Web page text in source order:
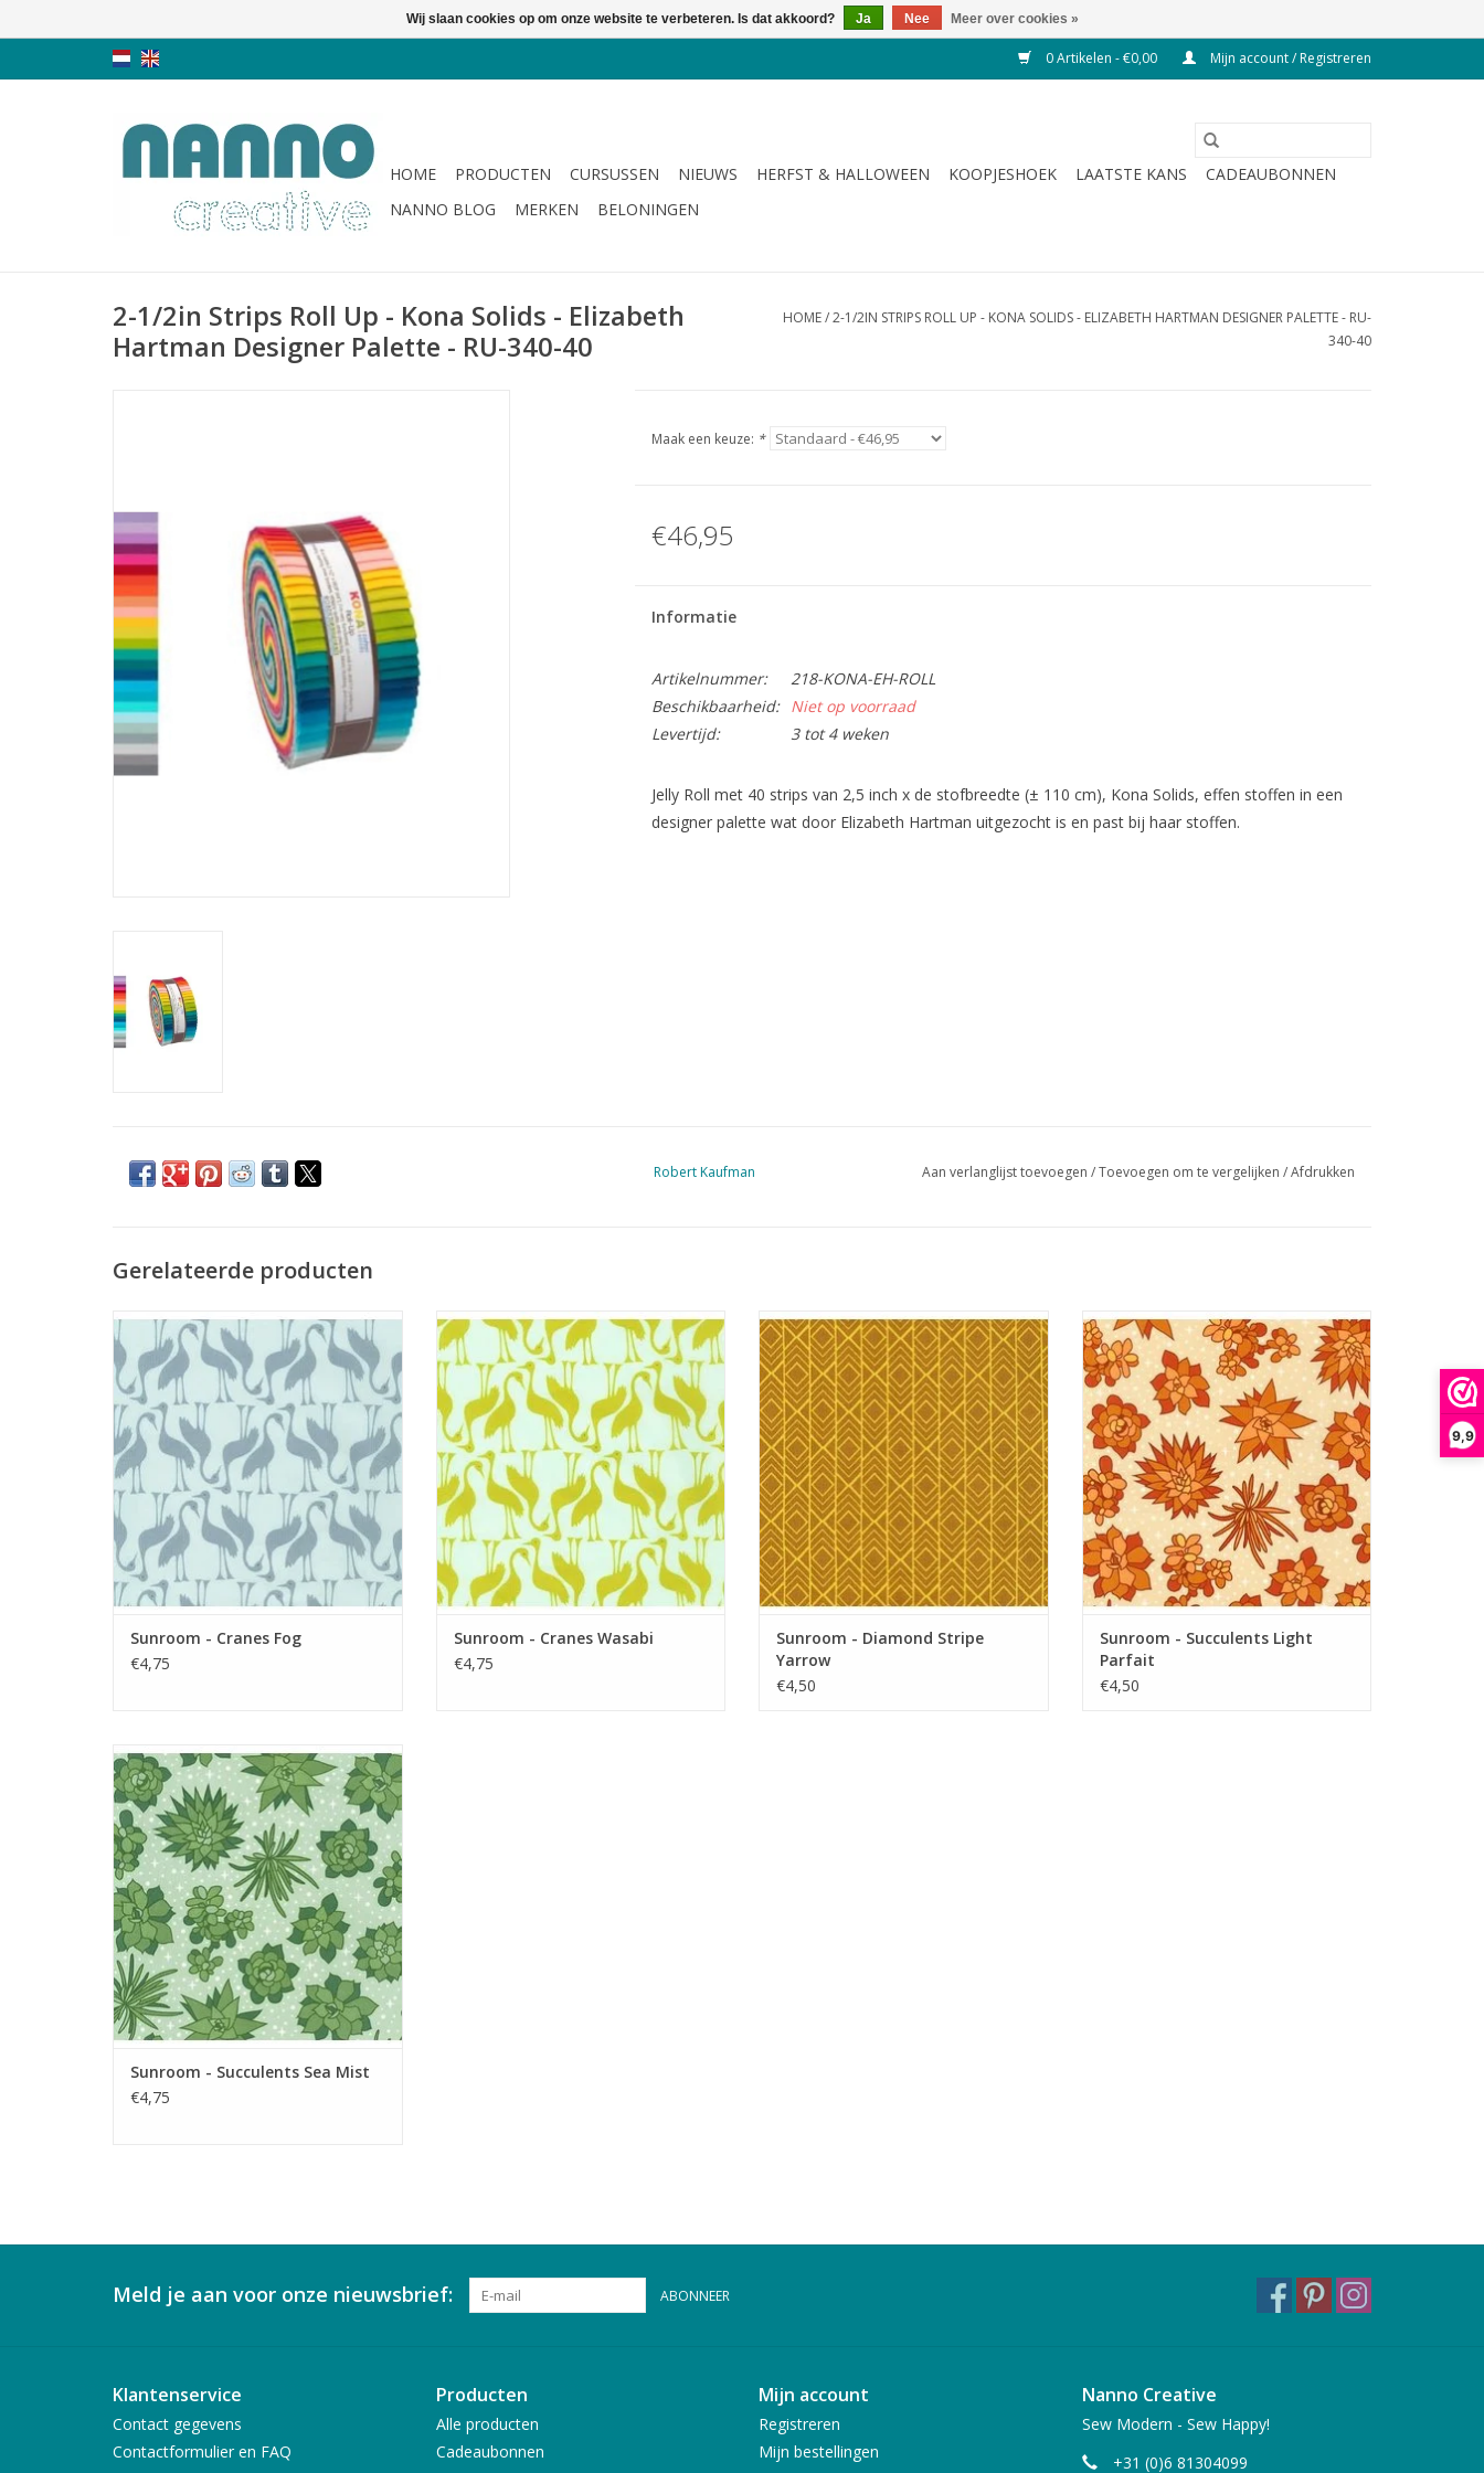
9,9
0 Artikelen - €0,00 Mijn account / Registreren
HOME PRODUCTEN CURSUSSEN NIEUWS HERFST & HALLOWEEN KOOPJESHOEK LAATSTE KANS
CADEAUBONNEN
NANNO BLOG
MERKEN BELONINGEN
2-1/2in Strips Roll Up - Kona Solids - Elizabeth
Hartman Designer Palette - RU-340-40
HOME/2-1/2IN STRIPS ROLL UP - KONA SOLIDS - ELIZABETH HARTMAN DESIGNER PALETTE - RU-
340-40
Maak een keuze: *
€46,95
Informatie
Artikelnummer:
218-KONA-EH-ROLL
Beschikbaarheid:
Niet op voorraad
Levertijd:
3 tot 4 weken
Jelly Roll met 40 strips van 2,5 inch x de stofbreedte (± 110 cm), Kona Solids, effen stoffen in een
designer palette wat door Elizabeth Hartman uitgezocht is en past bij haar stoffen.
Robert Kaufman Aan verlanglijst toevoegen /Toevoegen om te vergelijken /Afdrukken
Gerelateerde producten
lichtblauwe stof met blauwe kraanvogels
TOEVOEGEN AAN WINKELWAGEN
Sunroom - Cranes Fog
€4,75
lichtgroene stof met groene kraanvogels
TOEVOEGEN AAN WINKELWAGEN
Sunroom - Cranes Wasabi
€4,75
oker gele stof met grafische print
TOEVOEGEN AAN WINKELWAGEN
Sunroom - Diamond Stripe
Yarrow
€4,50
oranje stof met sterren en oranje
vetplanten
TOEVOEGEN AAN WINKELWAGEN
Sunroom - Succulents Light
Parfait
€4,50
groene stof met sterren en groene
vetplanten
TOEVOEGEN AAN WINKELWAGEN
Sunroom - Succulents Sea Mist
€4,75
Meld je aan voor onze nieuwsbrief: ABONNEER
Klantenservice
Contact gegevens
Contactformulier en FAQ
Producten
Alle producten
Cadeaubonnen
Mijn account
Registreren
Mijn bestellingen
Nanno Creative
Sew Modern - Sew Happy!
+31 (0)6 81304099
Wij slaan cookies op om onze website te verbeteren. Is dat akkoord? Ja Nee Meer over cookies »